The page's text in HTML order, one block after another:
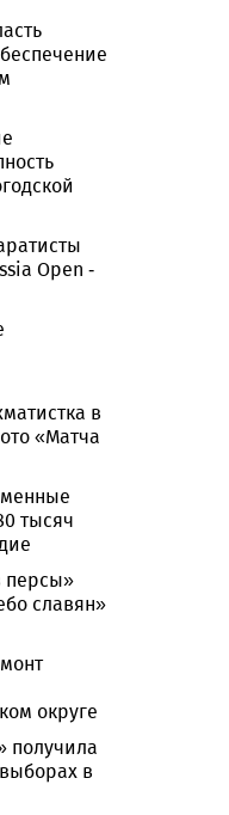
Open -
в
«Матча
тысяч
персы»
славян»
округе
получила
в